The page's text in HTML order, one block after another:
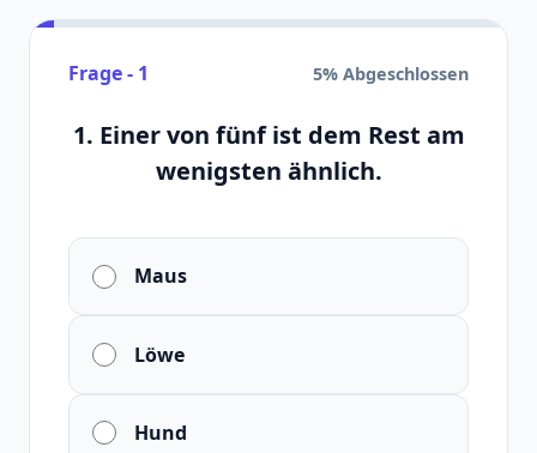
Frage - 1 5% Abgeschlossen
1. Einer von fünf ist dem Rest am
wenigsten ähnlich.
Maus
Löwe
Hund